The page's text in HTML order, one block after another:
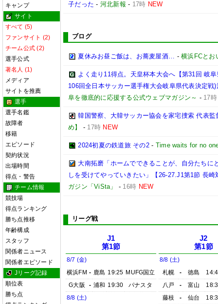
キャンプ
サイト
すべて (5)
ファンサイト (2)
チーム公式 (2)
選手公式
著名人 (1)
メディア
サイトを推薦
選手
選手名鑑
故障者
移籍
エピソード
契約状況
出場時間
得点・警告
チーム情報
競技場
得点ランキング
勝ち点推移
年齢構成
スタッフ
関係者ニュース
関係者エピソード
Jリーグ記録
順位表
勝ち点
子だった - 河北新報 - 17時 NEW
ブログ
夏休みお昼ご飯は、お蕎麦屋酒… -横浜FCとお
よく走り11得点。天皇杯本大会へ【第31回 岐
106回全日本サッカー選手権大会岐阜県代表決定戦
阜を徹底的に応援する公式ウェブマガジン～ - 17時
韓国警察、大韓サッカー協会を家宅捜索 代表監
め】
- 17時 NEW
2024初夏の鉄道旅 その2 - Time waits for no
大南拓磨「ホームでできることが、自分たちに
しを受けてやっていきたい」【26-27.J1第1節 長
ガジン「ViSta」
- 16時 NEW
リーグ戦
J1
第1節
8/7 (金)
横浜FM - 鹿島 19:25 MUFG国立
G大阪
- 浦和 19:30
パナスタ
8/8 (土)
J2
第1節
8/8 (土)
札幌
- 徳島
八戸
- 富山
藤枝
- 仙台